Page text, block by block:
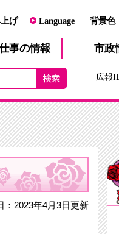
げ Language 背景色
事の情報 市政
広報
2023年4月3日更新